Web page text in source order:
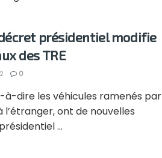
présidentiel modifie
des TRE
0
à-dire les véhicules ramenés par
l’étranger, ont de nouvelles
...